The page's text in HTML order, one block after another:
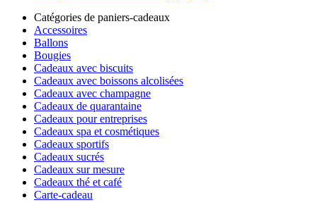
Catégories de paniers-cadeaux
Accessoires
Ballons
Bougies
Cadeaux avec biscuits
Cadeaux avec boissons alcolisées
Cadeaux avec champagne
Cadeaux de quarantaine
Cadeaux pour entreprises
Cadeaux spa et cosmétiques
Cadeaux sportifs
Cadeaux sucrés
Cadeaux sur mesure
Cadeaux thé et café
Carte-cadeau